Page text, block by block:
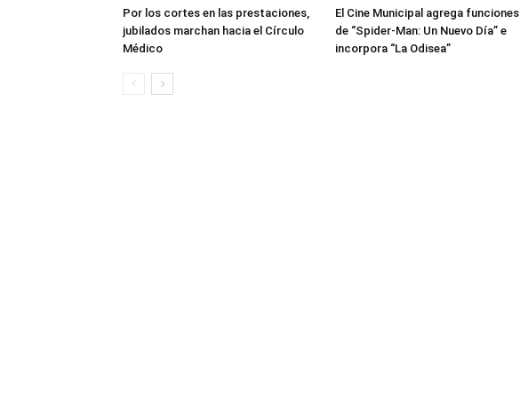
Por los cortes en las prestaciones,
jubilados marchan hacia el Círculo
Médico
El Cine Municipal agrega funciones
de “Spider-Man: Un Nuevo Día” e
incorpora “La Odisea”